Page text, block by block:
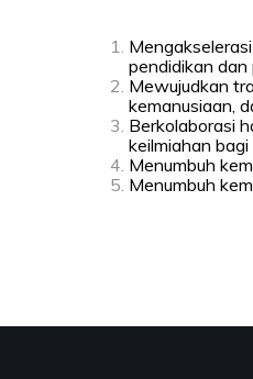
pendidikan dan
Mewujudkan
kemanusiaan,
Berkolaborasi
keilmiahan
Menumbuh
Menumbuh